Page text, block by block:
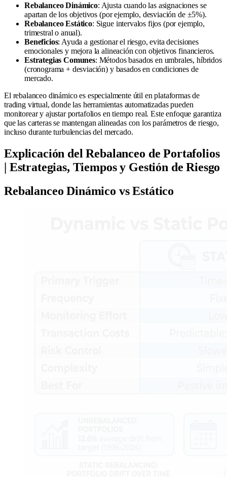
Rebalanceo Dinámico: Ajusta cuando las asignaciones se
apartan de los objetivos (por ejemplo, desviación de ±5%).
Rebalanceo Estático: Sigue intervalos fijos (por ejemplo,
trimestral o anual).
Beneficios: Ayuda a gestionar el riesgo, evita decisiones
emocionales y mejora la alineación con objetivos financieros.
Estrategias Comunes: Métodos basados en umbrales, híbridos
(cronograma + desviación) y basados en condiciones de
mercado.
El rebalanceo dinámico es especialmente útil en plataformas de
trading virtual, donde las herramientas automatizadas pueden
monitorear y ajustar portafolios en tiempo real. Este enfoque garantiza
que las carteras se mantengan alineadas con los parámetros de riesgo,
incluso durante turbulencias del mercado.
Explicación del Rebalanceo de Portafolios
| Estrategias, Tiempos y Gestión de Riesgo
Rebalanceo Dinámico vs Estático